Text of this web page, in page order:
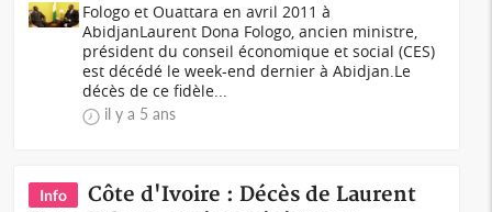
Fologo et Ouattara en avril 2011 à
AbidjanLaurent Dona Fologo, ancien ministre,
président du conseil économique et social (CES)
est décédé le week-end dernier à Abidjan.Le
décès de ce fidèle...
il y a 5 ans
Info
Côte d'Ivoire : Décès de Laurent